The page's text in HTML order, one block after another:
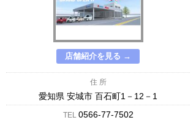
店舗紹介を見る →
住 所
愛知県 安城市 百石町1－12－1
TEL 0566-77-7502